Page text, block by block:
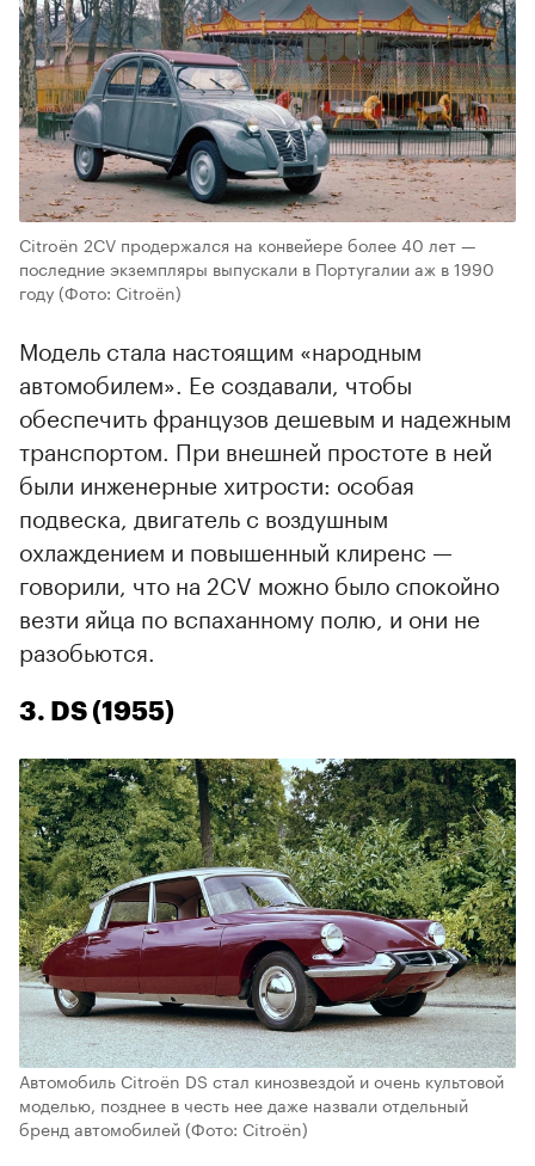
Citroën 2CV продержался на конвейере более 40 лет —
последние экземпляры выпускали в Португалии аж в 1990
году(Фото: Citroën)
Модель стала настоящим «народным
автомобилем». Ее создавали, чтобы
обеспечить французов дешевым и надежным
транспортом. При внешней простоте в ней
были инженерные хитрости: особая
подвеска, двигатель с воздушным
охлаждением и повышенный клиренс —
говорили, что на 2CV можно было спокойно
везти яйца по вспаханному полю, и они не
разобьются.
3. DS (1955)
Автомобиль Citroën DS стал кинозвездой и очень культовой
моделью, позднее в честь нее даже назвали отдельный
бренд автомобилей(Фото: Citroën)